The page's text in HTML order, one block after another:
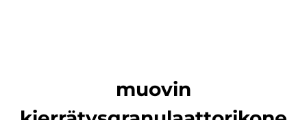
muovin